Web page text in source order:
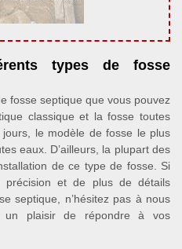
types de fosse
fosse septique que vous pouvez
classique et la fosse toutes
le modèle de fosse le plus
eaux. D’ailleurs, la plupart des
de ce type de fosse. Si
et de plus de détails
septique, n’hésitez pas à nous
un plaisir de répondre à vos